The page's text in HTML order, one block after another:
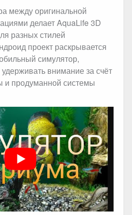
между оригинальной
делает AquaLife 3D
разных стилей
проект раскрывается
симулятор,
внимание за счёт
и продуманной системы